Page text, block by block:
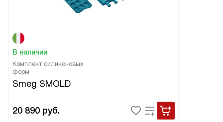
В наличии
Комплект силиконовых
форм
Smeg SMOLD
20 890 руб.